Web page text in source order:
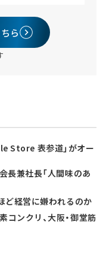
ら
Store 表参道」がオー
長兼社長「人間味のあ
ど経営に嫌われるのか
コンクリ、大阪・御堂筋